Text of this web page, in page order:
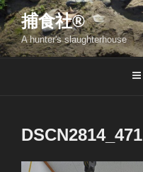
コ
ン
テ
ン
捕食社®
A hunter's slaughterhouse
DSCN2814_471